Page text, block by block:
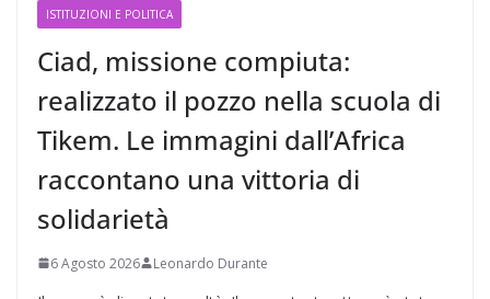
ISTITUZIONI E POLITICA
Ciad, missione compiuta:
realizzato il pozzo nella scuola di
Tikem. Le immagini dall’Africa
raccontano una vittoria di
solidarietà
6 Agosto 2026 Leonardo Durante